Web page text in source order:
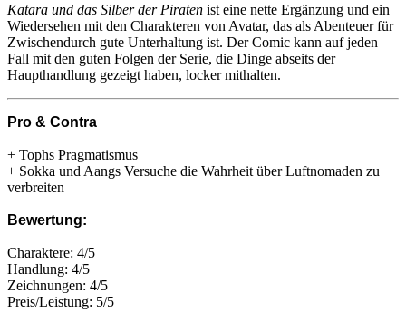
Katara und das Silber der Piraten ist eine nette Ergänzung und ein
Wiedersehen mit den Charakteren von Avatar, das als Abenteuer für
Zwischendurch gute Unterhaltung ist. Der Comic kann auf jeden
Fall mit den guten Folgen der Serie, die Dinge abseits der
Haupthandlung gezeigt haben, locker mithalten.
Pro & Contra
+ Tophs Pragmatismus
+ Sokka und Aangs Versuche die Wahrheit über Luftnomaden zu
verbreiten
Bewertung:
Charaktere: 4/5
Handlung: 4/5
Zeichnungen: 4/5
Preis/Leistung: 5/5